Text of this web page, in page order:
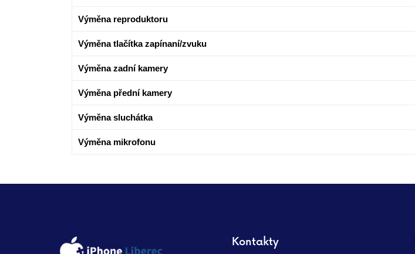
Výměna reproduktoru
Výměna tlačítka zapínaní/zvuku
Výměna zadní kamery
Výměna přední kamery
Výměna sluchátka
Výměna mikrofonu
Kontakty